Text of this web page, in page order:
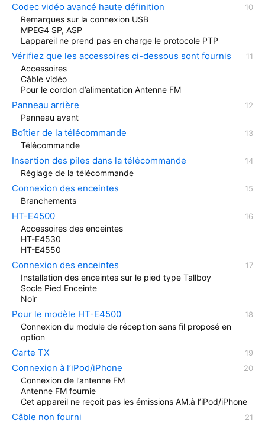
Codec vidéo avancé haute définition
Remarques sur la connexion USB
MPEG4 SP, ASP
Lappareil ne prend pas en charge le protocole PTP
Vérifiez que les accessoires ci-dessous sont fournis
Accessoires
Câble vidéo
Pour le cordon d’alimentation Antenne FM
Panneau arrière
Panneau avant
Boîtier de la télécommande
Télécommande
Insertion des piles dans la télécommande
Réglage de la télécommande
Connexion des enceintes
Branchements
HT-E4500
Accessoires des enceintes
HT-E4530
HT-E4550
Connexion des enceintes
Installation des enceintes sur le pied type Tallboy
Socle Pied Enceinte
Noir
Pour le modèle HT-E4500
Connexion du module de réception sans fil proposé en
option
Carte TX
Connexion à l’iPod/iPhone
Connexion de l’antenne FM
Antenne FM fournie
Cet appareil ne reçoit pas les émissions AM.à l’iPod/iPhone
Câble non fourni